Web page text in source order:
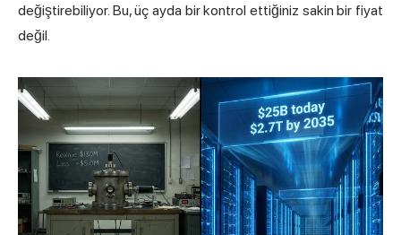
değiştirebiliyor. Bu, üç ayda bir kontrol ettiğiniz sakin bir fiyat
değil.